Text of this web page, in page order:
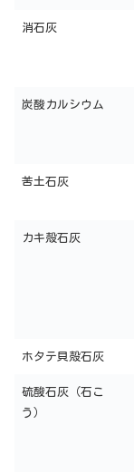
消石灰
炭酸カルシウム
苦土石灰
カキ殻石灰
ホタテ貝殻石灰
硫酸石灰（石こ
う）